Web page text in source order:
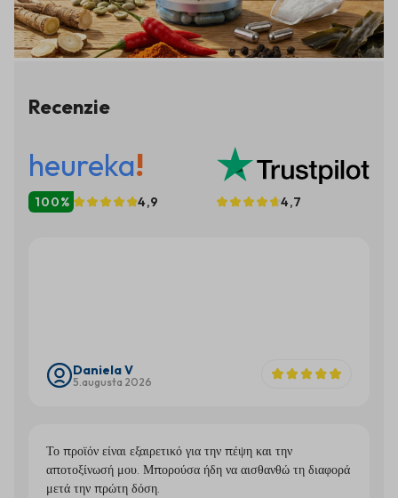
στην καύση του λίπους. Η
Recenzie
heureka!
100% 4,9 4,7
Daniela V
5.augusta 2026
Το προϊόν είναι εξαιρετικό για την πέψη και την
αποτοξίνωσή μου. Μπορούσα ήδη να αισθανθώ τη διαφορά
μετά την πρώτη δόση.